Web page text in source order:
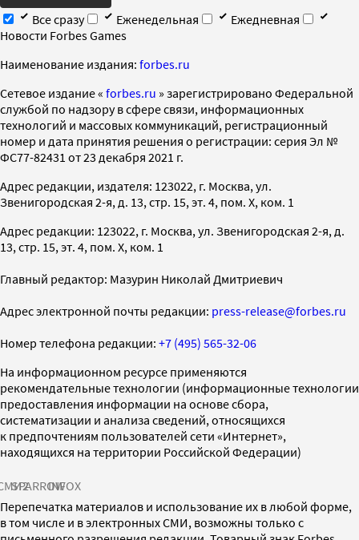
Все сразу
Еженедельная
Ежедневная
Новости Forbes Games
Наименование издания: forbes.ru
Cетевое издание « forbes.ru » зарегистрировано Федеральной
службой по надзору в сфере связи, информационных
технологий и массовых коммуникаций, регистрационный
номер и дата принятия решения о регистрации: серия Эл №
ФС77-82431 от 23 декабря 2021 г.
Адрес редакции, издателя: 123022, г. Москва, ул.
Звенигородская 2-я, д. 13, стр. 15, эт. 4, пом. X, ком. 1
Адрес редакции: 123022, г. Москва, ул. Звенигородская 2-я, д.
13, стр. 15, эт. 4, пом. X, ком. 1
Главный редактор: Мазурин Николай Дмитриевич
Адрес электронной почты редакции: press-release@forbes.ru
Номер телефона редакции: +7 (495) 565-32-06
На информационном ресурсе применяются
рекомендательные технологии (информационные технологии
предоставления информации на основе сбора,
систематизации и анализа сведений, относящихся
к предпочтениям пользователей сети «Интернет»,
находящихся на территории Российской Федерации)
SPARROWINFOX
Перепечатка материалов и использование их в любой форме,
в том числе и в электронных СМИ, возможны только с